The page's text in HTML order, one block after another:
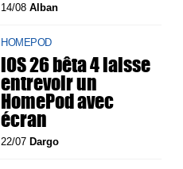
14/08Alban
HOMEPOD
iOS 26 bêta 4 laisse
entrevoir un
HomePod avec
écran
22/07 Dargo